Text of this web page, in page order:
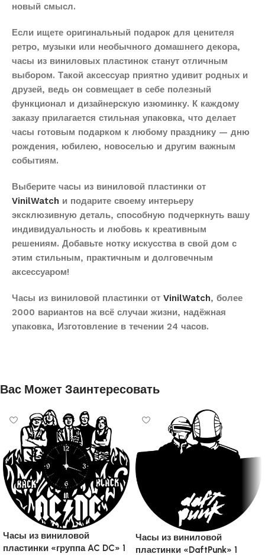
новый смысл.
Если ищете оригинальный подарок для ценителя
ретро, музыки или необычного домашнего декора,
часы из виниловых пластинок станут отличным
выбором. Такой аксессуар приятно удивит родных и
друзей, ведь он совмещает в себе полезный
функционал и дизайнерскую изюминку. К каждому
заказу прилагается стильная упаковка, что делает
часы готовым подарком к любому празднику — дню
рождения, юбилею, новоселью и другим важным
событиям.
Выберите часы из виниловой пластинки от
VinilWatch и подарите своему интерьеру
эксклюзивную деталь, способную подчеркнуть вашу
индивидуальность и любовь к креативным
решениям. Добавьте нотку искусства в свой дом с
этим стильным, практичным и долговечным
аксессуаром!
Часы из виниловой пластинки от VinilWatch, более
2000 вариантов на всё случаи жизни, надёжная
упаковка, Изготовление в течении 24 часов.
Вас Может Заинтересовать
Часы из виниловой
пластинки «группа AC DC» 1
Часы из виниловой
пластинки «DaftPunk» 1